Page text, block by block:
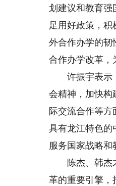
划建议和教育强
足用好政策，
外合作办学的韧
合作办学改革，
许振宇表示，
会精神，加快构
际交流合作等
具有龙江特色的
服务国家战略和
陈杰、韩杰才
革的重要引擎，